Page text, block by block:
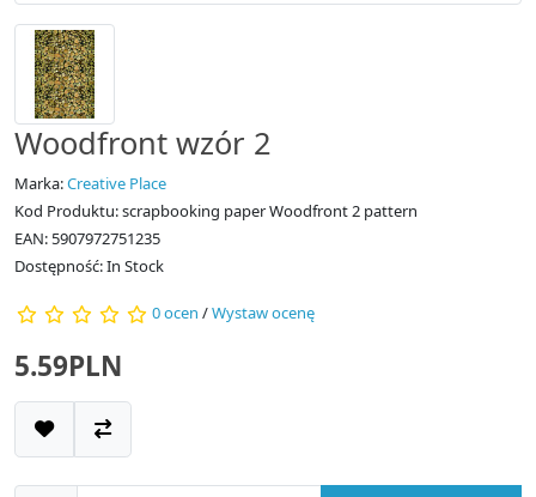
Woodfront wzór 2
Marka:Creative Place
Kod Produktu: scrapbooking paper Woodfront 2 pattern
EAN: 5907972751235
Dostępność: In Stock
0 ocen /Wystaw ocenę
5.59PLN